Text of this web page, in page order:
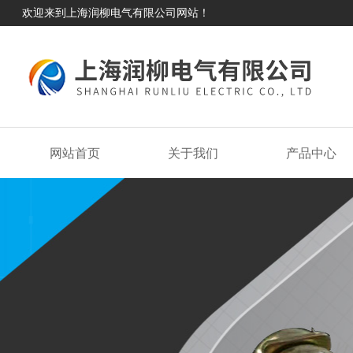
欢迎来到上海润柳电气有限公司网站！
网站首页 关于我们 产品中心